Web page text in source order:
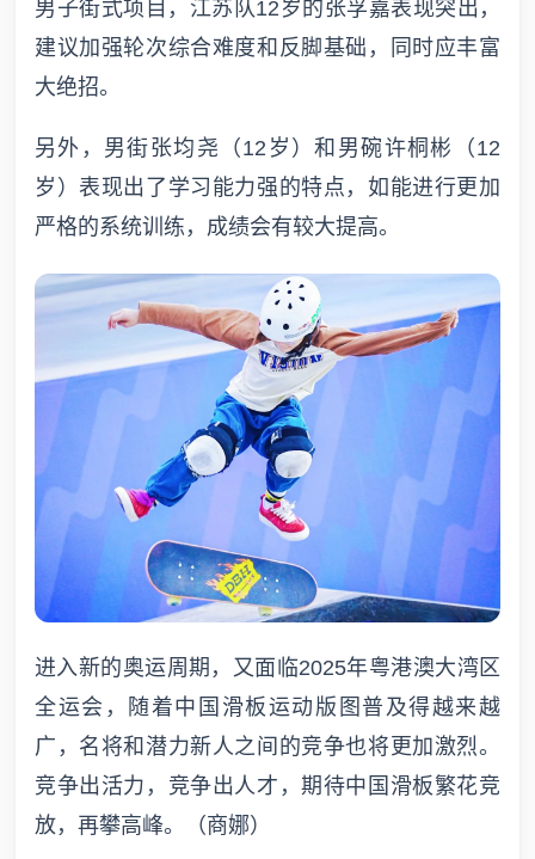
男子街式项目，江苏队12岁的张孚嘉表现突出，
建议加强轮次综合难度和反脚基础，同时应丰富
大绝招。
另外，男街张均尧（12岁）和男碗许桐彬（12
岁）表现出了学习能力强的特点，如能进行更加
严格的系统训练，成绩会有较大提高。
进入新的奥运周期，又面临2025年粤港澳大湾区
全运会，随着中国滑板运动版图普及得越来越
广，名将和潜力新人之间的竞争也将更加激烈。
竞争出活力，竞争出人才，期待中国滑板繁花竞
放，再攀高峰。（商娜）